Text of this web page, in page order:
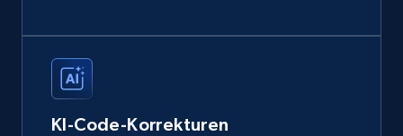
KI-Code-Korrekturen